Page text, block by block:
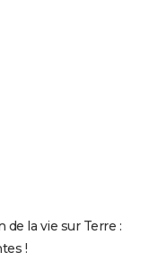
de la vie sur Terre :
!